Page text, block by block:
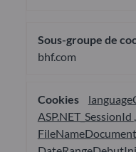
bhf.com
ASP.NET_SessionId
FileNameDocument